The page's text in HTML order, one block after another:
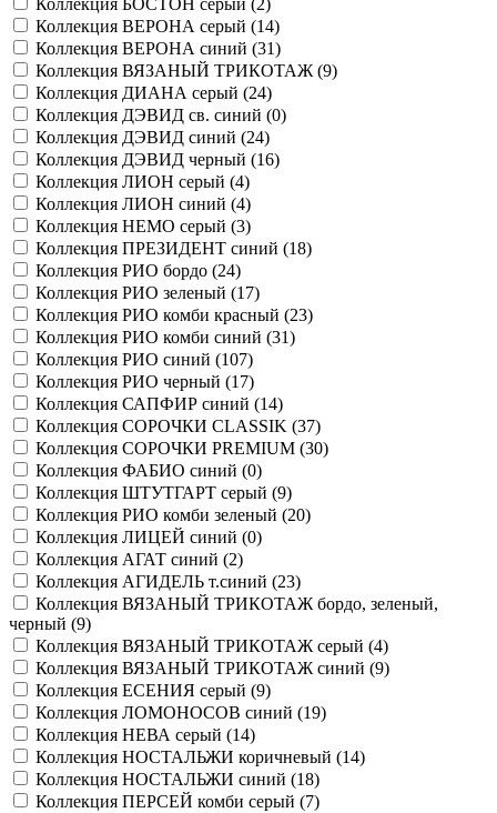
Коллекция БОСТОН серый (2)
Коллекция ВЕРОНА серый (14)
Коллекция ВЕРОНА синий (31)
Коллекция ВЯЗАНЫЙ ТРИКОТАЖ (9)
Коллекция ДИАНА серый (24)
Коллекция ДЭВИД св. синий (0)
Коллекция ДЭВИД синий (24)
Коллекция ДЭВИД черный (16)
Коллекция ЛИОН серый (4)
Коллекция ЛИОН синий (4)
Коллекция НЕМО серый (3)
Коллекция ПРЕЗИДЕНТ синий (18)
Коллекция РИО бордо (24)
Коллекция РИО зеленый (17)
Коллекция РИО комби красный (23)
Коллекция РИО комби синий (31)
Коллекция РИО синий (107)
Коллекция РИО черный (17)
Коллекция САПФИР синий (14)
Коллекция СОРОЧКИ CLASSIK (37)
Коллекция СОРОЧКИ PREMIUM (30)
Коллекция ФАБИО синий (0)
Коллекция ШТУТГАРТ серый (9)
Коллекция РИО комби зеленый (20)
Коллекция ЛИЦЕЙ синий (0)
Коллекция АГАТ синий (2)
Коллекция АГИДЕЛЬ т.синий (23)
Коллекция ВЯЗАНЫЙ ТРИКОТАЖ бордо, зеленый,
черный (9)
Коллекция ВЯЗАНЫЙ ТРИКОТАЖ серый (4)
Коллекция ВЯЗАНЫЙ ТРИКОТАЖ синий (9)
Коллекция ЕСЕНИЯ серый (9)
Коллекция ЛОМОНОСОВ синий (19)
Коллекция НЕВА серый (14)
Коллекция НОСТАЛЬЖИ коричневый (14)
Коллекция НОСТАЛЬЖИ синий (18)
Коллекция ПЕРСЕЙ комби серый (7)